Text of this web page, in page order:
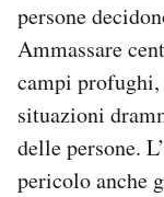
persone
Ammassare
campi
situazioni
delle persone.
pericolo anche